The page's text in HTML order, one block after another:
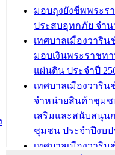
บทความ อื่นๆ ...
เทศบาลเมืองวาริน
ประชุมวิชาการระ
นิทรรศการด้านนวั
และรับรางวัลทีมนั
นวัตกรรมโครงกา
ประชุมผู้เช่าอาคา
ถนนเกษมสุขและถ
บทความ อื่นๆ ...
มอบถุงยังชีพพระร
ประสบอุทกภัย จำน
เทศบาลเมืองวาริ
มอบเงินพระราชท
แผ่นดิน ประจำปี
เทศบาลเมืองวาริ
จำหน่ายสินค้าชุมช
เสริมและสนับสนุน
ชุมชน ประจำปีงบป
เทศบาลเมืองวาริ